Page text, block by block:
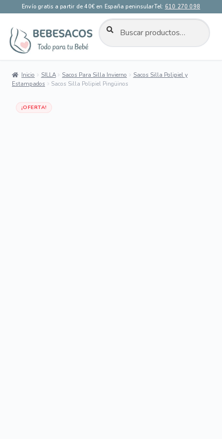
Envío gratis a partir de 40€ en España peninsularTel: 610 270 098
navegación
Buscar
por:
BUSCAR
Inicio SILLA Sacos Para Silla Invierno
Sacos Silla Polipiel y
Estampados
Sacos Silla Polipiel Pingüinos
¡OFERTA!
Dto 35%